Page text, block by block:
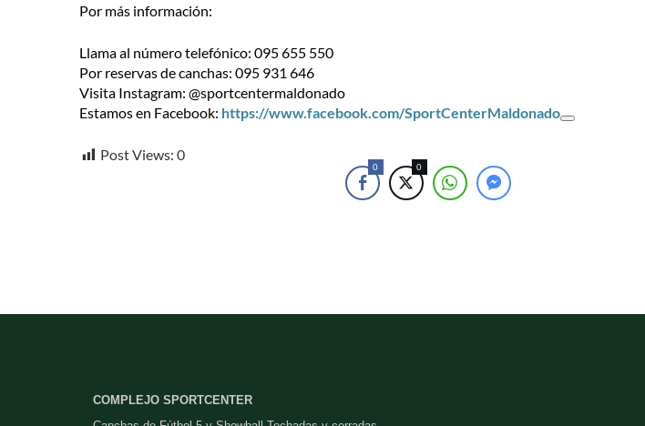
Por más información:
Llama al número telefónico: 095 655 550
Por reservas de canchas: 095 931 646
Visita Instagram: @sportcentermaldonado
Estamos en Facebook: https://www.facebook.com/SportCenterMaldonado
Post Views: 0
0 0
COMPLEJO SPORTCENTER